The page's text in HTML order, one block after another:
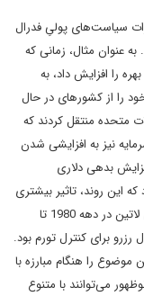
سیاست‌های پولیِ فدرال
عنوان مثال، زمانی که
را افزایش داد، به
را از کشورهای در حال
متحده منتقل کردند که
نیز به افزایشی شدن
بدهی دلاری
این روند، تاثیر بیشتری
بر کشورهای بدهکار می گذارد. بحران بدهی آمریکای لاتین در دهه 1980 تا
برای کنترل تورم بود.
موضوع را هنگام مبارزه با
می‌توانند با متنوع